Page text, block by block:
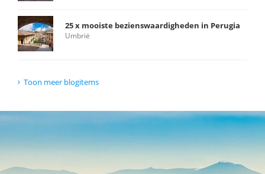
25 x mooiste bezienswaardigheden in Perugia
Umbrië
Toon meer blogitems